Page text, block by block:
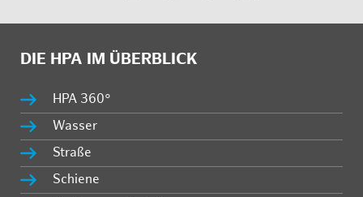
DIE HPA IM ÜBERBLICK
HPA 360°
Wasser
Straße
Schiene